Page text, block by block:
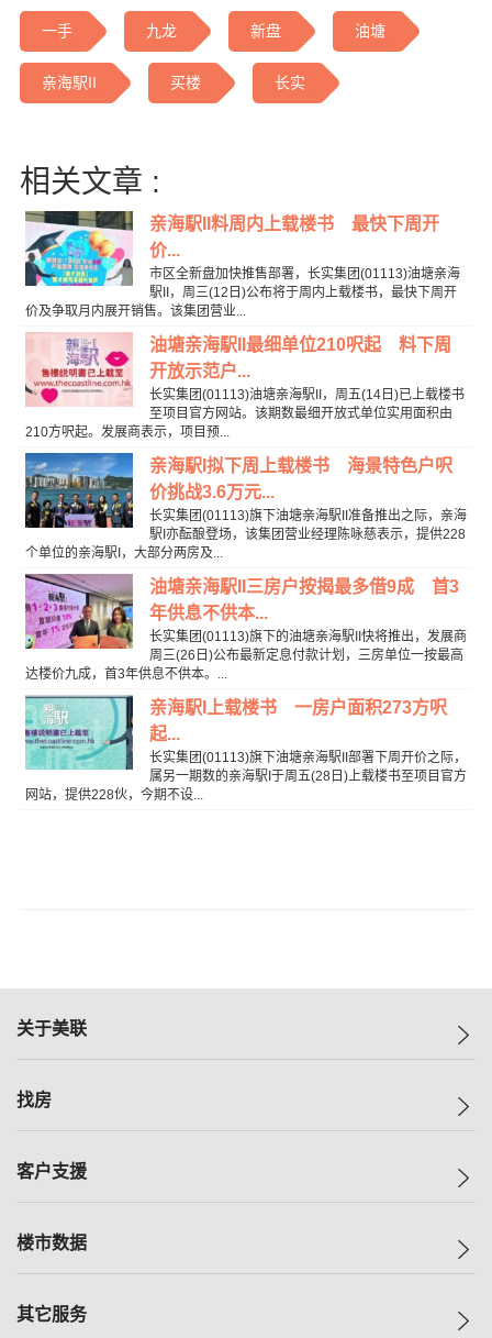
一手 九龙 新盘 油塘
亲海駅II 买楼 长实
相关文章 :
亲海駅II料周内上载楼书 最快下周开
价...
市区全新盘加快推售部署，长实集团(01113)油塘亲海
駅II，周三(12日)公布将于周内上载楼书，最快下周开
价及争取月内展开销售。该集团营业...
油塘亲海駅II最细单位210呎起 料下周
开放示范户...
长实集团(01113)油塘亲海駅II，周五(14日)已上载楼书
至项目官方网站。该期数最细开放式单位实用面积由
210方呎起。发展商表示，项目预...
亲海駅I拟下周上载楼书 海景特色户呎
价挑战3.6万元...
长实集团(01113)旗下油塘亲海駅II准备推出之际，亲海
駅I亦酝酿登场，该集团营业经理陈咏慈表示，提供228
个单位的亲海駅I，大部分两房及...
油塘亲海駅II三房户按揭最多借9成 首3
年供息不供本...
长实集团(01113)旗下的油塘亲海駅II快将推出，发展商
周三(26日)公布最新定息付款计划，三房单位一按最高
达楼价九成，首3年供息不供本。...
亲海駅I上载楼书 一房户面积273方呎
起...
长实集团(01113)旗下油塘亲海駅II部署下周开价之际，
属另一期数的亲海駅I于周五(28日)上载楼书至项目官方
网站，提供228伙，今期不设...
关于美联
美联集团
人才招募
找房
一手新房
减价
美联豪宅
客户支援
自助放盘
查询热线
楼市数据
指数
其它服务